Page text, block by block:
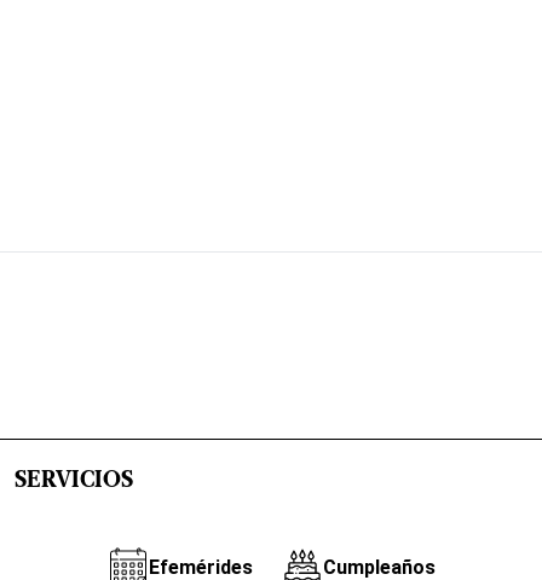
SERVICIOS
Efemérides Cumpleaños